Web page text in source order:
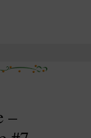
–